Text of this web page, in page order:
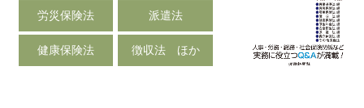
労災保険法 派遣法
健康保険法 徴収法 ほか